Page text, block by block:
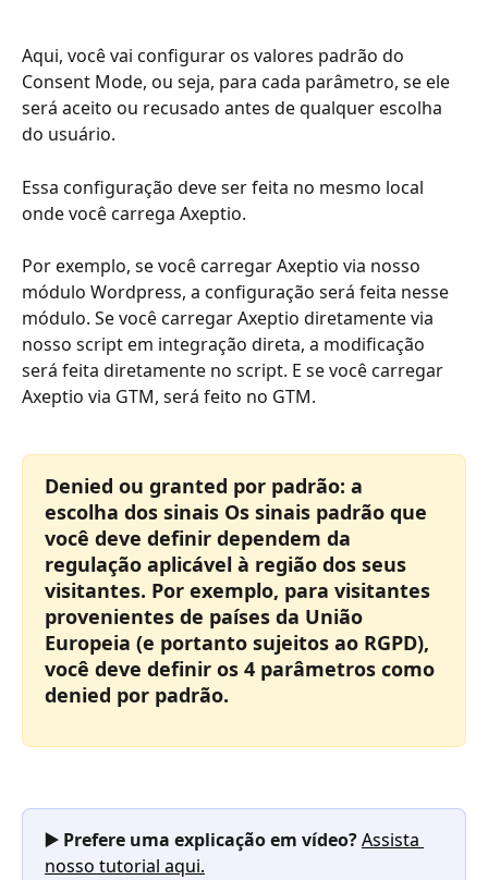
Aqui, você vai configurar os valores padrão do
Consent Mode, ou seja, para cada parâmetro, se ele
será aceito ou recusado antes de qualquer escolha
do usuário.
Essa configuração deve ser feita no mesmo local
onde você carrega Axeptio.
Por exemplo, se você carregar Axeptio via nosso
módulo Wordpress, a configuração será feita nesse
módulo. Se você carregar Axeptio diretamente via
nosso script em integração direta, a modificação
será feita diretamente no script. E se você carregar
Axeptio via GTM, será feito no GTM.
Denied ou granted por padrão: a
escolha dos sinais Os sinais padrão que
você deve definir dependem da
regulação aplicável à região dos seus
visitantes. Por exemplo, para visitantes
provenientes de países da União
Europeia (e portanto sujeitos ao RGPD),
você deve definir os 4 parâmetros como
denied por padrão.
▶️ Prefere uma explicação em vídeo? Assista
nosso tutorial aqui.